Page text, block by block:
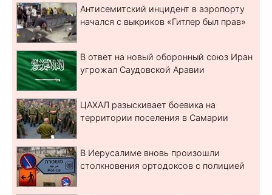
Антисемитский инцидент в аэропорту
начался с выкриков «Гитлер был прав»
В ответ на новый оборонный союз Иран
угрожал Саудовской Аравии
ЦАХАЛ разыскивает боевика на
территории поселения в Самарии
В Иерусалиме вновь произошли
столкновения ортодоксов с полицией